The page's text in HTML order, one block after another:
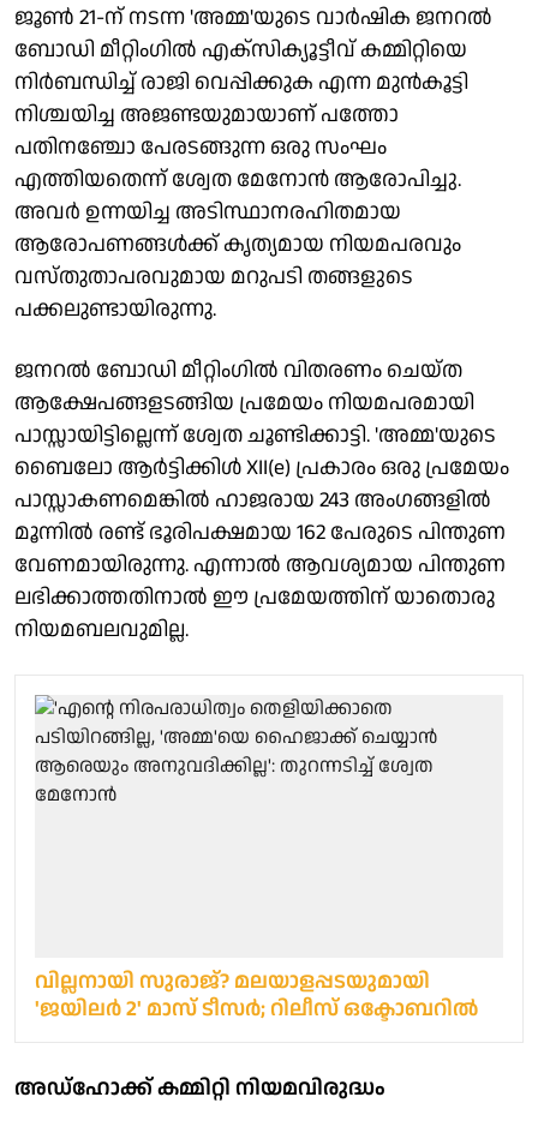
ജൂൺ 21-ന് നടന്ന 'അമ്മ'യുടെ വാർഷിക ജനറൽ
ബോഡി മീറ്റിംഗിൽ എക്സിക്യൂട്ടീവ് കമ്മിറ്റിയെ
നിർബന്ധിച്ച് രാജി വെപ്പിക്കുക എന്ന മുൻകൂട്ടി
നിശ്ചയിച്ച അജണ്ടയുമായാണ് പത്തോ
പതിനഞ്ചോ പേരടങ്ങുന്ന ഒരു സംഘം
എത്തിയതെന്ന് ശ്വേത മേനോൻ ആരോപിച്ചു.
അവർ ഉന്നയിച്ച അടിസ്ഥാനരഹിതമായ
ആരോപണങ്ങൾക്ക് കൃത്യമായ നിയമപരവും
വസ്തുതാപരവുമായ മറുപടി തങ്ങളുടെ
പക്കലുണ്ടായിരുന്നു.
ജനറൽ ബോഡി മീറ്റിംഗിൽ വിതരണം ചെയ്ത
ആക്ഷേപങ്ങളടങ്ങിയ പ്രമേയം നിയമപരമായി
പാസ്സായിട്ടില്ലെന്ന് ശ്വേത ചൂണ്ടിക്കാട്ടി. 'അമ്മ'യുടെ
ബൈലോ ആർട്ടിക്കിൾ XII(e) പ്രകാരം ഒരു പ്രമേയം
പാസ്സാകണമെങ്കിൽ ഹാജരായ 243 അംഗങ്ങളിൽ
മൂന്നിൽ രണ്ട് ഭൂരിപക്ഷമായ 162 പേരുടെ പിന്തുണ
വേണമായിരുന്നു. എന്നാൽ ആവശ്യമായ പിന്തുണ
ലഭിക്കാത്തതിനാൽ ഈ പ്രമേയത്തിന് യാതൊരു
നിയമബലവുമില്ല.
വില്ലനായി സുരാജ്? മലയാളപ്പടയുമായി
'ജയിലര്‍ 2' മാസ് ടീസര്‍; റിലീസ് ഒക്ടോബറില്‍
അഡ്ഹോക്ക് കമ്മിറ്റി നിയമവിരുദ്ധം